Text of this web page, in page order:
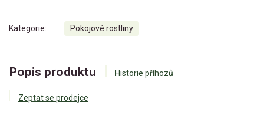
Kategorie: Pokojové rostliny
Popis produktu Historie příhozů
Zeptat se prodejce